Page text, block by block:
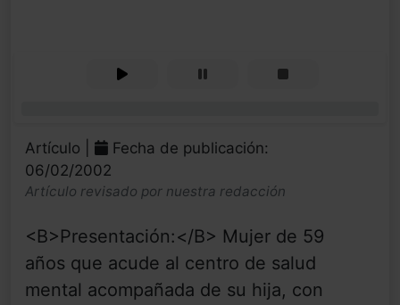
Artículo |
Fecha de publicación:
06/02/2002
Artículo revisado por nuestra redacción
<B>Presentación:</B> Mujer de 59
años que acude al centro de salud
mental acompañada de su hija, con